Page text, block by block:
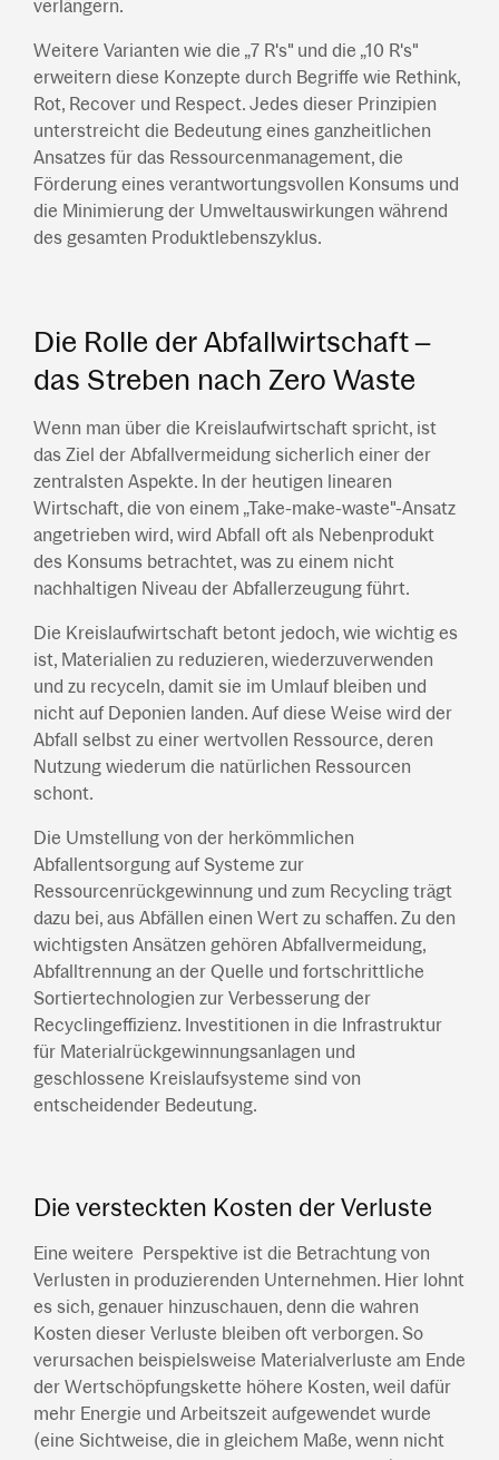
verlängern.
Weitere Varianten wie die „7 R's" und die „10 R's"
erweitern diese Konzepte durch Begriffe wie Rethink,
Rot, Recover und Respect. Jedes dieser Prinzipien
unterstreicht die Bedeutung eines ganzheitlichen
Ansatzes für das Ressourcenmanagement, die
Förderung eines verantwortungsvollen Konsums und
die Minimierung der Umweltauswirkungen während
des gesamten Produktlebenszyklus.
Die Rolle der Abfallwirtschaft –
das Streben nach Zero Waste
Wenn man über die Kreislaufwirtschaft spricht, ist
das Ziel der Abfallvermeidung sicherlich einer der
zentralsten Aspekte. In der heutigen linearen
Wirtschaft, die von einem „Take-make-waste"-Ansatz
angetrieben wird, wird Abfall oft als Nebenprodukt
des Konsums betrachtet, was zu einem nicht
nachhaltigen Niveau der Abfallerzeugung führt.
Die Kreislaufwirtschaft betont jedoch, wie wichtig es
ist, Materialien zu reduzieren, wiederzuverwenden
und zu recyceln, damit sie im Umlauf bleiben und
nicht auf Deponien landen. Auf diese Weise wird der
Abfall selbst zu einer wertvollen Ressource, deren
Nutzung wiederum die natürlichen Ressourcen
schont.
Die Umstellung von der herkömmlichen
Abfallentsorgung auf Systeme zur
Ressourcenrückgewinnung und zum Recycling trägt
dazu bei, aus Abfällen einen Wert zu schaffen. Zu den
wichtigsten Ansätzen gehören Abfallvermeidung,
Abfalltrennung an der Quelle und fortschrittliche
Sortiertechnologien zur Verbesserung der
Recyclingeffizienz. Investitionen in die Infrastruktur
für Materialrückgewinnungsanlagen und
geschlossene Kreislaufsysteme sind von
entscheidender Bedeutung.
Die versteckten Kosten der Verluste
Eine weitere Perspektive ist die Betrachtung von
Verlusten in produzierenden Unternehmen. Hier lohnt
es sich, genauer hinzuschauen, denn die wahren
Kosten dieser Verluste bleiben oft verborgen. So
verursachen beispielsweise Materialverluste am Ende
der Wertschöpfungskette höhere Kosten, weil dafür
mehr Energie und Arbeitszeit aufgewendet wurde
(eine Sichtweise, die in gleichem Maße, wenn nicht